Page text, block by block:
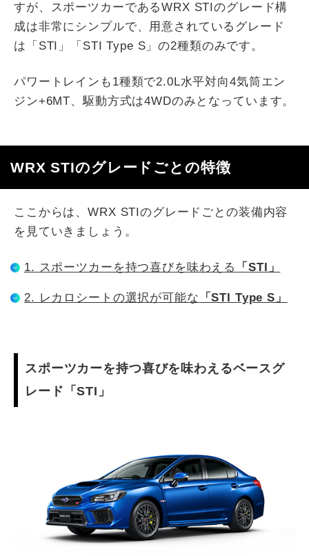
すが、スポーツカーであるWRX STIのグレード構
成は非常にシンプルで、用意されているグレード
は「STI」「STI Type S」の2種類のみです。
パワートレインも1種類で2.0L水平対向4気筒エン
ジン+6MT、駆動方式は4WDのみとなっています。
WRX STIのグレードごとの特徴
ここからは、WRX STIのグレードごとの装備内容
を見ていきましょう。
1. スポーツカーを持つ喜びを味わえる 「STI」
2. レカロシートの選択が可能な 「STI Type S」
スポーツカーを持つ喜びを味わえるベースグ
レード「STI」